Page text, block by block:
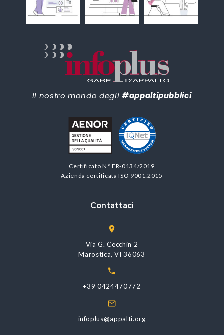
Il nostro mondo degli #appaltipubblici
Certificato N° ER-0134/2019
Azienda certificata ISO 9001:2015
Contattaci
Via G. Cecchin 2
Marostica, VI 36063
+39 0424470772
infoplus@appalti.org